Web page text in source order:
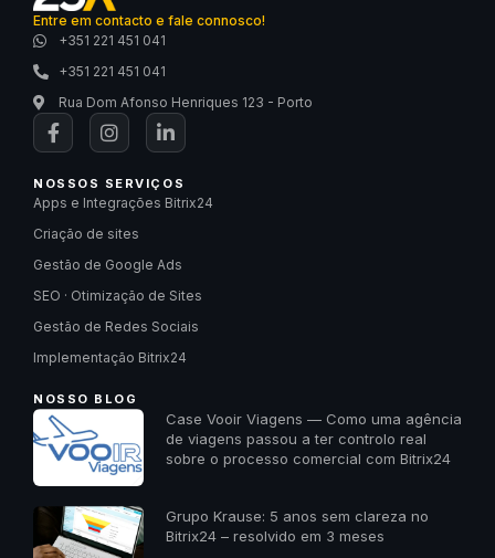
Entre em contacto e fale connosco!
+351 221 451 041
+351 221 451 041
Rua Dom Afonso Henriques 123 - Porto
NOSSOS SERVIÇOS
Apps e Integrações Bitrix24
Criação de sites
Gestão de Google Ads
SEO · Otimização de Sites
Gestão de Redes Sociais
Implementação Bitrix24
NOSSO BLOG
Case Vooir Viagens — Como uma agência
de viagens passou a ter controlo real
sobre o processo comercial com Bitrix24
Grupo Krause: 5 anos sem clareza no
Bitrix24 – resolvido em 3 meses